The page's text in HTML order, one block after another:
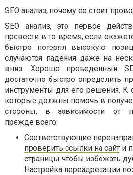
SEO анализ, почему ее стоит
SEO анализ, это первое
провести в то время, если
быстро потерял высокую
случаются падения даже на
вниз. Хорошо проведенный
достаточно быстро определить
инструменты для его решения. К
которые должны помочь в
стороны, в зависимости от
прежде всего:
Соответствующие
проверить ссылки на сайт и
страницы чтобы избежать
Настройка переадресации